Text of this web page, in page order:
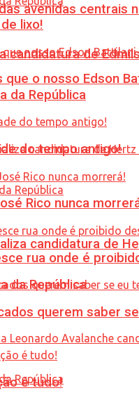
candidatura de
da República
candidatura de
da República
avenidas centrais
lixo!
que o nosso Edson
do tempo antigo!
Rico nunca
rua onde é
querem saber
é tudo!